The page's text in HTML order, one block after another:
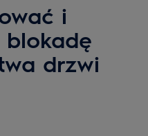
i
blokadę
drzwi